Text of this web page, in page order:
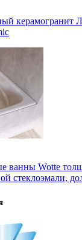
керамогранит
ванны Wotte
стеклоэмали,